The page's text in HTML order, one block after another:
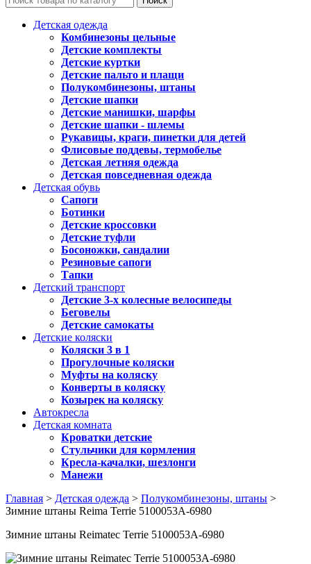
Детская одежда
Комбинезоны цельные
Детские комплекты
Детские куртки
Детские пальто и плащи
Полукомбинезоны, штаны
Детские шапки
Детские манишки, шарфы
Детские шапки - шлемы
Рукавицы, краги, пинетки для детей
Флисовые поддевы, термобелье
Детская летняя одежда
Детская повседневная одежда
Детская обувь
Сапоги
Ботинки
Детские кроссовки
Детские туфли
Босоножки, сандалии
Резиновые сапоги
Тапки
Детский транспорт
Детские 3-х колесные велосипеды
Беговелы
Детские самокаты
Детские коляски
Коляски 3 в 1
Прогулочные коляски
Муфты на коляску
Конверты в коляску
Козырек на коляску
Автокресла
Детская комната
Кроватки детские
Стульчики для кормления
Кресла-качалки, шезлонги
Манежи
Главная > Детская одежда > Полукомбинезоны, штаны >
Зимние штаны Reima Terrie 5100053A-6980
Зимние штаны Reimatec Terrie 5100053A-6980